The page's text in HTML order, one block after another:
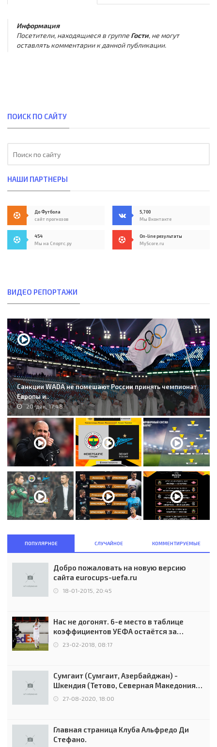
Информация
Посетители, находящиеся в группе Гости, не могут
оставлять комментарии к данной публикации.
ПОИСК ПО САЙТУ
НАШИ ПАРТНЕРЫ
До Футбола
сайт прогнозов
5,700
Мы Вконтакте
454
Мы на Спортс.ру
On-line результаты
MyScore.ru
ВИДЕО РЕПОРТАЖИ
Санкции WADA не помешают России принять чемпионат
Европы и..
20-дек, 17:48
ПОПУЛЯРНОЕ СЛУЧАЙНОЕ КОММЕНТИРУЕМЫЕ
Добро пожаловать на новую версию
сайта eurocups-uefa.ru
18-01-2015, 20:45
Нас не догонят. 6-е место в таблице
коэффициентов УЕФА остаётся за
Россией
23-02-2018, 08:17
Сумгаит (Сумгаит, Азербайджан) -
Шкендия (Тетово, Северная Македония) -
0:2 (0:0)
27-08-2020, 18:00
Главная страница Клуба Альфредо Ди
Стефано.